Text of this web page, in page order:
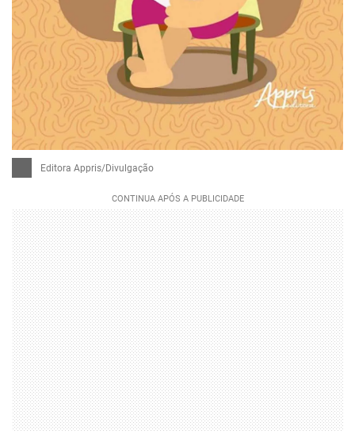
Editora Appris/Divulgação